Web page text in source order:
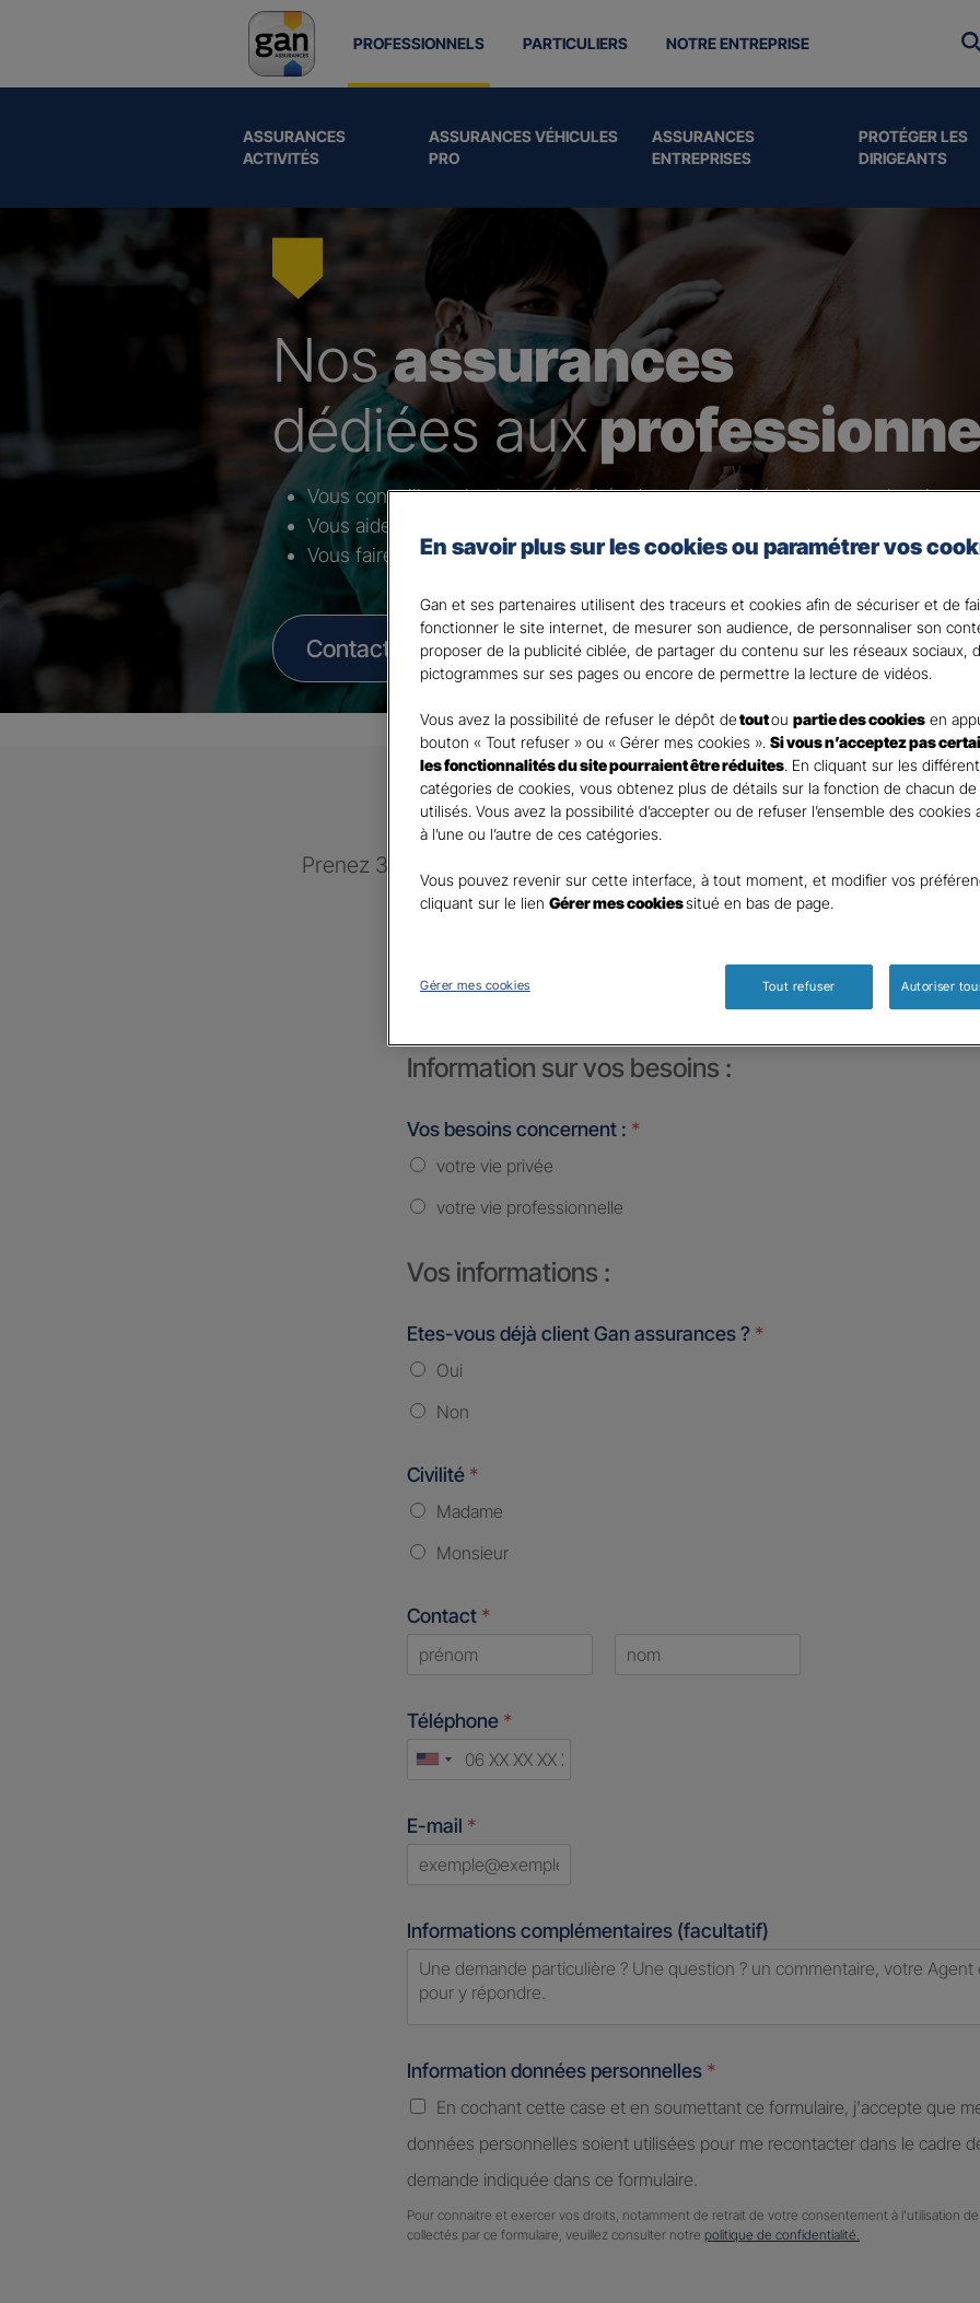
PROFESSIONNELS
ASSURANCES
ACTIVITÉS
ASSURANCES VÉHICULES
PRO
ASSURANCES
ENTREPRISES
PROTÉGER LES
DIRIGEANTS
PARTICULIERS NOTRE ENTREPRISE
Nosassurances
dédiées aux
Vous conseiller selon les spécificités de votre activité et de votre situation.
Vous aider à mettre en place des moyens de prévention au cœur de votre
Vous faire bénéficier de notre expertise et réactivité en cas de sinistre.
Contacter un Agent
DEMANDE DE DEVIS
Prenez 3 minutes pour remplir ce rapide questionnaire afin que
recontacte rapidement pour finaliser l’étude précise de
GAN ASSURANCES EVREUX
Information sur vos besoins :
Vos besoins concernent : *
votre vie privée
votre vie professionnelle
Vos informations :
Etes-vous déjà client Gan assurances ? *
Oui
Non
Civilité *
Madame
Monsieur
Contact *
Téléphone *
United
+1
E-mail *
Informations complémentaires (facultatif)
Information données personnelles *
En cochant cette case et en soumettant ce formulaire, j'accepte que
données personnelles soient utilisées pour me recontacter dans le cadre
demande indiquée dans ce formulaire.
Pour connaitre et exercer vos droits, notamment de retrait de votre consentement à l'utilisation
collectés par ce formulaire, veuillez consulter notre politique de confidentialité.
En savoir plus sur les cookies ou paramétrer vos
Gan et ses partenaires utilisent des traceurs et cookies afin de sécuriser et de
fonctionner le site internet, de mesurer son audience, de personnaliser son
proposer de la publicité ciblée, de partager du contenu sur les réseaux sociaux,
pictogrammes sur ses pages ou encore de permettre la lecture de vidéos.
Vous avez la possibilité de refuser le dépôt detoutou partie des cookies en
bouton « Tout refuser » ou « Gérer mes cookies ». Si vous n’acceptez pas
les fonctionnalités du site pourraient être réduites. En cliquant sur les
catégories de cookies, vous obtenez plus de détails sur la fonction de chacun
utilisés. Vous avez la possibilité d’accepter ou de refuser l’ensemble des cookies
à l’une ou l’autre de ces catégories.
Vous pouvez revenir sur cette interface, à tout moment, et modifier vos
cliquant sur le lien Gérer mes cookiessitué en bas de page.
Gérer mes cookies Tout refuser Autoriser